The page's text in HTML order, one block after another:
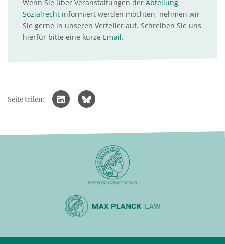
Wenn Sie über Veranstaltungen der Abteilung
Sozialrecht informiert werden möchten, nehmen wir
Sie gerne in unseren Verteiler auf. Schreiben Sie uns
hierfür bitte eine kurze Email.
Seite teilen: